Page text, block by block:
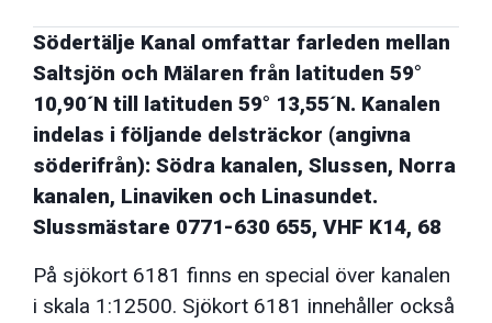
Södertälje Kanal omfattar farleden mellan
Saltsjön och Mälaren från latituden 59°
10,90´N till latituden 59° 13,55´N. Kanalen
indelas i följande delsträckor (angivna
söderifrån): Södra kanalen, Slussen, Norra
kanalen, Linaviken och Linasundet.
Slussmästare 0771-630 655, VHF K14, 68
På sjökort 6181 finns en special över kanalen
i skala 1:12500. Sjökort 6181 innehåller också